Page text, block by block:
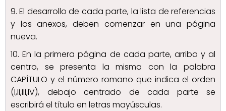
9. El desarrollo de cada parte, la lista de referencias
y los anexos, deben comenzar en una página
nueva.
10. En la primera página de cada parte, arriba y al
centro, se presenta la misma con la palabra
CAPÍTULO y el número romano que indica el orden
(I,II,III,IV), debajo centrado de cada parte se
escribirá el título en letras mayúsculas.